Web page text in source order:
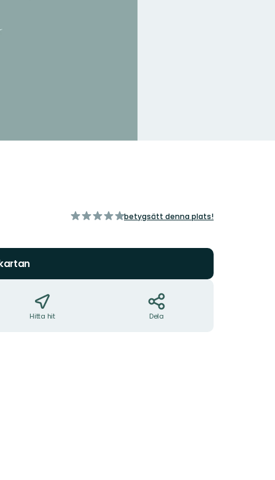
av
betygsätt denna plats!
Hitta hit Dela